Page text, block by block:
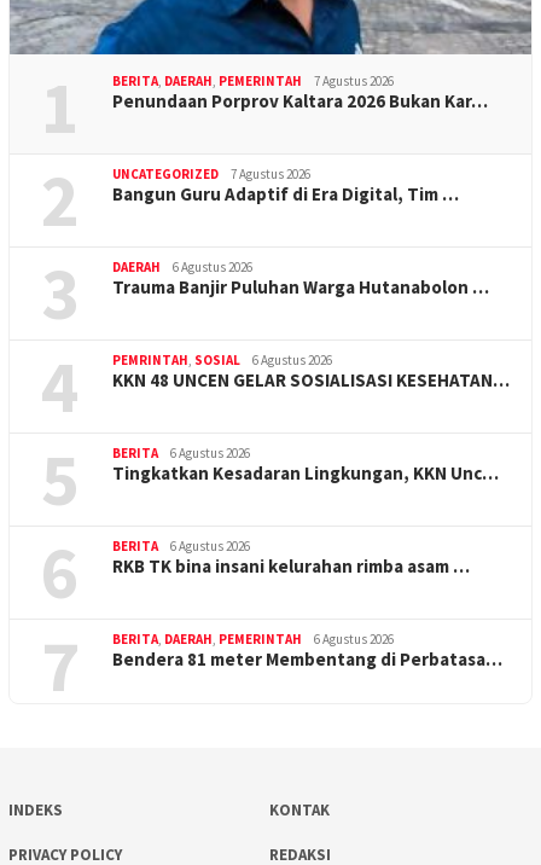
1 BERITA, DAERAH, PEMERINTAH 7 Agustus 2026
Penundaan Porprov Kaltara 2026 Bukan Kar…
2 UNCATEGORIZED 7 Agustus 2026
Bangun Guru Adaptif di Era Digital, Tim …
3 DAERAH 6 Agustus 2026
Trauma Banjir Puluhan Warga Hutanabolon …
4 PEMRINTAH, SOSIAL 6 Agustus 2026
KKN 48 UNCEN GELAR SOSIALISASI KESEHATAN…
5 BERITA 6 Agustus 2026
Tingkatkan Kesadaran Lingkungan, KKN Unc…
6 BERITA 6 Agustus 2026
RKB TK bina insani kelurahan rimba asam …
7 BERITA, DAERAH, PEMERINTAH 6 Agustus 2026
Bendera 81 meter Membentang di Perbatasa…
INDEKS KONTAK
PRIVACY POLICY REDAKSI